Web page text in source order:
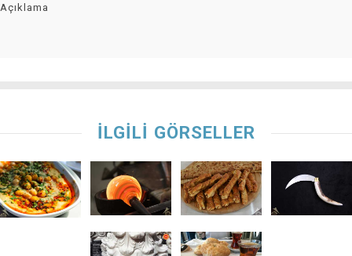
Açıklama
İLGİLİ GÖRSELLER